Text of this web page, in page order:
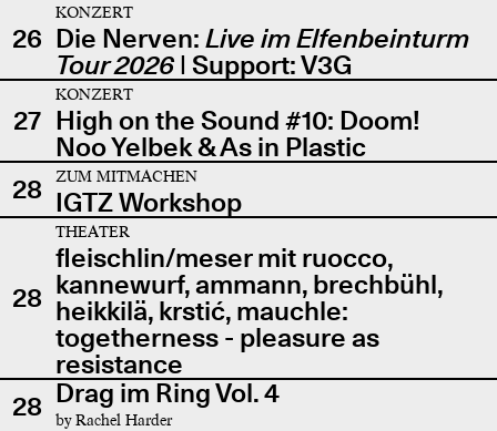
26
KONZERT
Die Nerven: Live im Elfenbeinturm
Tour 2026| Support: V3G
27
KONZERT
High on the Sound #10: Doom!
Noo Yelbek & As in Plastic
28
ZUM MITMACHEN
IGTZ Workshop
28
THEATER
fleischlin/meser mit ruocco,
kannewurf, ammann, brechbühl,
heikkilä, krstić, mauchle:
togetherness - pleasure as
resistance
28 Drag im Ring Vol. 4
by Rachel Harder